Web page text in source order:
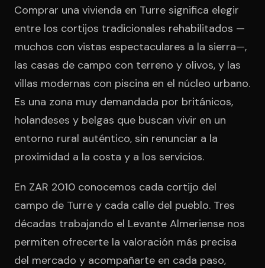
Comprar una vivienda en Turre significa elegir
entre los cortijos tradicionales rehabilitados —
muchos con vistas espectaculares a la sierra—,
las casas de campo con terreno y olivos, y las
villas modernas con piscina en el núcleo urbano.
Es una zona muy demandada por británicos,
holandeses y belgas que buscan vivir en un
entorno rural auténtico, sin renunciar a la
proximidad a la costa y a los servicios.
En ZAR 2010 conocemos cada cortijo del
campo de Turre y cada calle del pueblo. Tres
décadas trabajando el Levante Almeriense nos
permiten ofrecerte la valoración más precisa
del mercado y acompañarte en cada paso,